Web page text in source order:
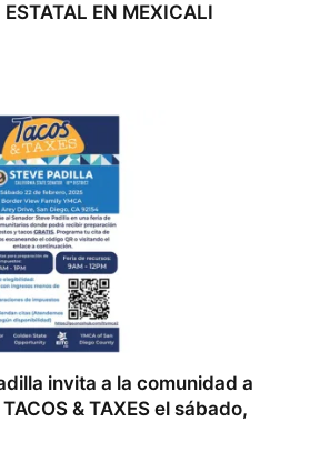
EN MEXICALI
invita a la comunidad a
& TAXES el sábado,